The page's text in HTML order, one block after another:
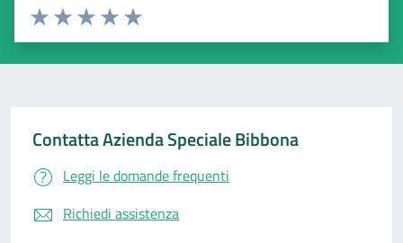
Valuta 5 stelle su 5
Valuta 4 stelle su 5
Valuta 3 stelle su 5
Valuta 2 stelle su 5
Valuta 1 stelle su 5
Contatta Azienda Speciale Bibbona
Leggi le domande frequenti
Richiedi assistenza